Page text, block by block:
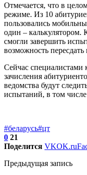
Отмечается, что в
режиме. Из 10
пользовались
один – калькулятором.
смогли завершить
возможность
Сейчас специалистами
зачисления
ведомства будут
испытаний, в том
#беларусь#цт
0 21
Поделится VKOK.ru
Предыдущая запись